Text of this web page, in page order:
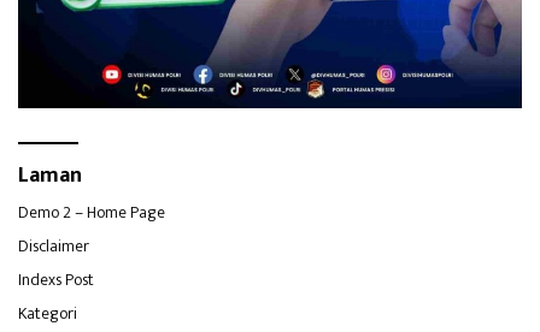
Laman
Demo 2 – Home Page
Disclaimer
Indexs Post
Kategori